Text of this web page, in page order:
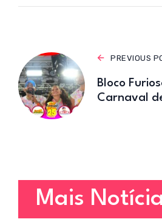
PREVIOUS
Bloco
Carnaval
Mais